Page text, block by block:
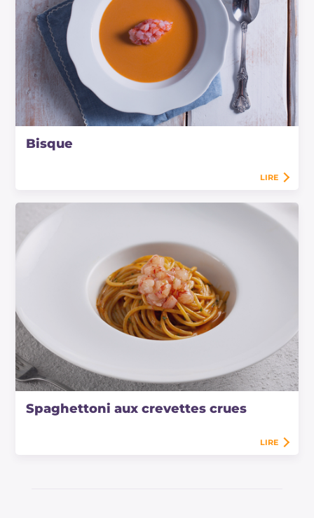
Bisque
LIRE
Spaghettoni aux crevettes crues
LIRE